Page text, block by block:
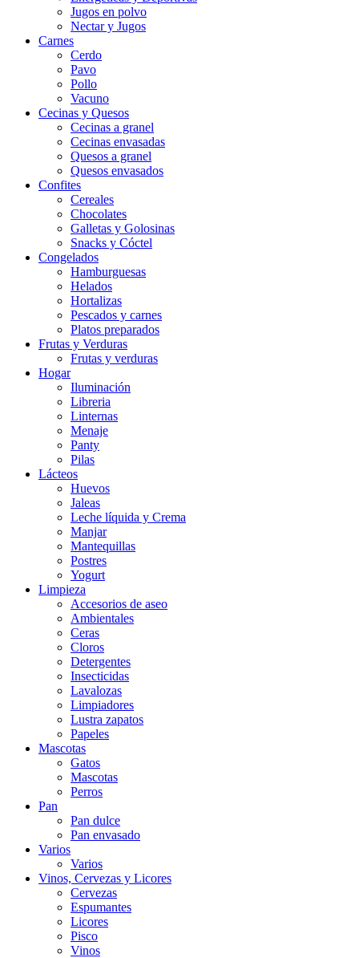
Jugos en polvo
Nectar y Jugos
Carnes
Cerdo
Pavo
Pollo
Vacuno
Cecinas y Quesos
Cecinas a granel
Cecinas envasadas
Quesos a granel
Quesos envasados
Confites
Cereales
Chocolates
Galletas y Golosinas
Snacks y Cóctel
Congelados
Hamburguesas
Helados
Hortalizas
Pescados y carnes
Platos preparados
Frutas y Verduras
Frutas y verduras
Hogar
Iluminación
Libreria
Linternas
Menaje
Panty
Pilas
Lácteos
Huevos
Jaleas
Leche líquida y Crema
Manjar
Mantequillas
Postres
Yogurt
Limpieza
Accesorios de aseo
Ambientales
Ceras
Cloros
Detergentes
Insecticidas
Lavalozas
Limpiadores
Lustra zapatos
Papeles
Mascotas
Gatos
Mascotas
Perros
Pan
Pan dulce
Pan envasado
Varios
Varios
Vinos, Cervezas y Licores
Cervezas
Espumantes
Licores
Pisco
Vinos